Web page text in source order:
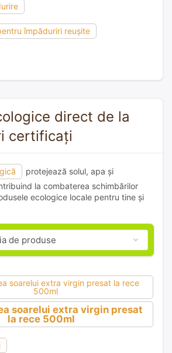
împăduriri reușite
direct de la
certificați
protejează solul, apa și
la combaterea schimbărilor
ecologice locale pentru tine și
soarelui extra virgin presat
la rece 500ml